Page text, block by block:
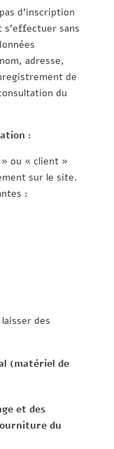
d’inscription
s’effectuer sans
adresse,
de
du
:
ou « client »
sur le site.
:
des
(matériel de
et des
du